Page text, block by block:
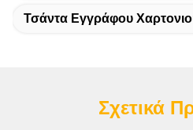
Τσάντα Εγγράφου
Σχετικά